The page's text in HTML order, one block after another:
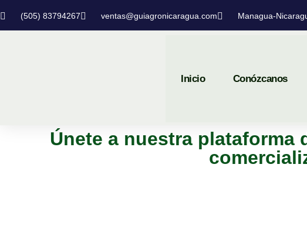
(505) 83794267 ventas@guiagronicaragua.com Managua-
Inicio Conózcanos
Únete a nuestra plataforma